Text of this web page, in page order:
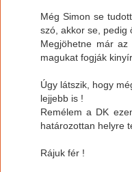
Még Simon se
szó, akkor se, pedig
Megjöhetne már
magukat fogják
Úgy látszik, hogy
lejjebb is !
Remélem a DK
határozottan helyre
Rájuk fér !